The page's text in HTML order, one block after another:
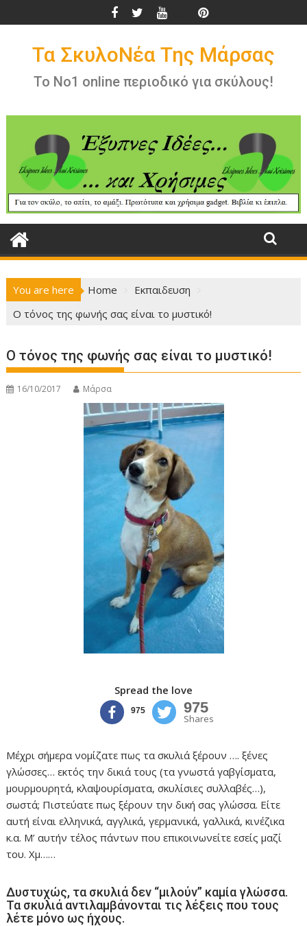
to
Τα ΣκυλοΝέα Της Μάρσας
Το Νο1 online περιοδικό για σκύλους!
You are here Home
Εκπαιδευση
Ο τόνος της φωνής σας είναι το μυστικό!
Ο τόνος της φωνής σας είναι το μυστικό!
16/10/2017 Μάρσα
Spread the love
975 975
Shares
Μέχρι σήμερα νομίζατε πως τα σκυλιά ξέρουν …. ξένες
γλώσσες… εκτός την δικιά τους (τα γνωστά γαβγίσματα,
μουρμουρητά, κλαψουρίσματα, σκυλίσιες συλλαβές…),
σωστά; Πιστεύατε πως ξέρουν την δική σας γλώσσα. Είτε
αυτή είναι ελληνικά, αγγλικά, γερμανικά, γαλλικά, κινέζικα
κ.α. Μ’ αυτήν τέλος πάντων που επικοινωνείτε εσείς μαζί
του. Χμ……
Δυστυχώς, τα σκυλιά δεν “μιλούν” καμία γλώσσα.
Τα σκυλιά αντιλαμβάνονται τις λέξεις που τους
λέτε μόνο ως ήχους.